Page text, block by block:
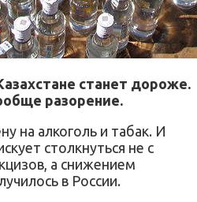
станет дороже.
разорение.
на алкоголь и табак. И
столкнуться не с
а снижением
в России.